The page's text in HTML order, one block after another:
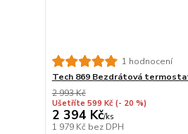
1 hodnocení
Tech 869 Bezdrátová
2 993 Kč
Ušetříte 599 Kč (- 20 %)
2 394 Kč/ks
1 979 Kč bez DPH